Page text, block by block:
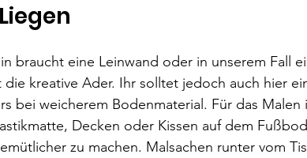
braucht eine Leinwand oder in unserem Fall
kreative Ader. Ihr solltet jedoch auch hier
bei weicherem Bodenmaterial. Für das
Decken oder Kissen auf dem
zu machen. Malsachen runter vom